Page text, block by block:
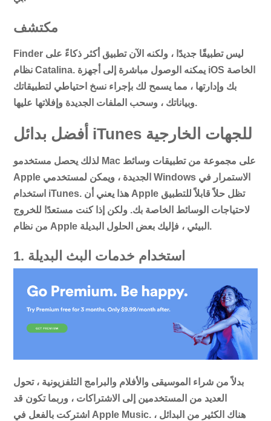
مكتشف
Finder ليس تطبيقًا جديدًا ، ولكنه الآن تطبيق أكثر ذكاءً على
نظام Catalina. يمكنه الوصول مباشرة إلى أجهزة iOS الخاصة
بك وإدارتها ، مما يسمح لك بإجراء نسخ احتياطي لتطبيقاتك
وبياناتك ، وسحب الملفات الجديدة وإفلاتها عليها.
أفضل بدائل iTunes للجهات الخارجية
لذلك يحصل مستخدمو Mac على مجموعة من تطبيقات وسائط
Apple الجديدة ، ويمكن لمستخدمي Windows الاستمرار في
استخدام iTunes. هذا يعني أن Apple تظل حلاً قابلاً للتطبيق
لاحتياجات الوسائط الخاصة بك. ولكن إذا كنت مستعدًا للخروج
من نظام Apple البيئي ، فإليك بعض الحلول البديلة.
1. استخدام خدمات البث البديلة
بدلاً من شراء الموسيقى والأفلام والبرامج التلفزيونية ، تحول
العديد من المستخدمين إلى الاشتراكات ، وربما تكون قد
اشتركت بالفعل في Apple Music. هناك الكثير من البدائل ،